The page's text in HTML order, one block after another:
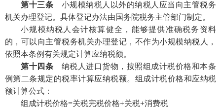
第十三条 小规模纳税人以外的纳税人应当向主管税务
机关办理登记。具体登记办法由国务院税务主管部门制定。
小规模纳税人会计核算健全，能够提供准确税务资料
的，可以向主管税务机关办理登记，不作为小规模纳税人，
依照本条例有关规定计算应纳税额。
第十四条 纳税人进口货物，按照组成计税价格和本条
例第二条规定的税率计算应纳税额。组成计税价格和应纳税
额计算公式：
组成计税价格=关税完税价格+关税+消费税